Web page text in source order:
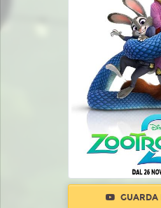
GUARDA